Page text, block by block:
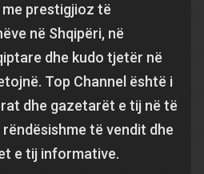
prestigjioz të
në Shqipëri, në
dhe kudo tjetër në
Top Channel është i
dhe gazetarët e tij në të
të vendit dhe
e tij informative.